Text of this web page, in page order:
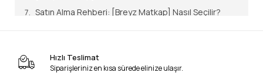
Satın Alma Rehberi: [Breyz Matkap] Nasıl Seçilir?
Profesyonel Kullanım İpuçları
Hızlı Teslimat
Siparişleriniz en kısa sürede elinize ulaşır.